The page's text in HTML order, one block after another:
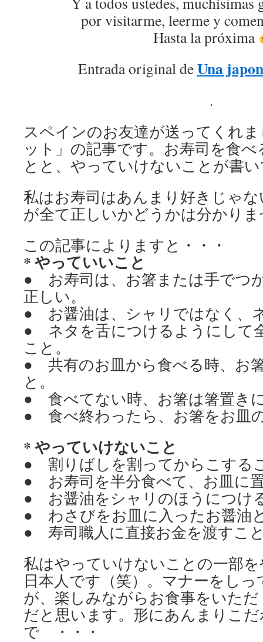
por visitarme, leerme y
Hasta la próxima
Entrada original deUna
.
スペインのお友達が送ってくれ
ット」の記事です。お寿司を食
とと、やっていけないことが書
私はお寿司はあんまり好きじゃ
が全て正しいかどうかは分かり
この記事によりますと・・・
* やっていいこと
● お寿司は、お箸または手でつ
正しい。
● お醤油は、シャリではなく、
● ネタを舌につけるようにして
こと。
● 共有のお皿から食べる時、お
と。
● 食べてない時、お箸は箸置き
● 食べ終わったら、お箸をお皿
* やっていけないこと
● 割りばしを割ってからこする
● お寿司を半分食べて、お皿に
● お醤油をシャリのほうにつけ
● わさびをお皿に入ったお醤油
● 寿司職人に直接お金を渡すこ
私はやっていけないことの一部
日本人です（笑）。マナーをし
が、楽しみながらお食事をいた
だと思います。形にあんまりこ
で ・・・